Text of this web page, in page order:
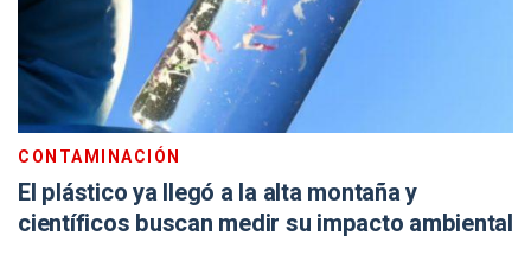
CONTAMINACIÓN
El plástico ya llegó a la alta montaña y
científicos buscan medir su impacto ambiental